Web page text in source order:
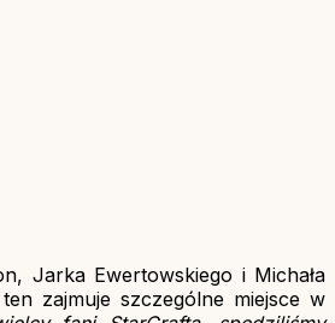
Jarka Ewertowskiego i Michała
zajmuje szczególne miejsce w